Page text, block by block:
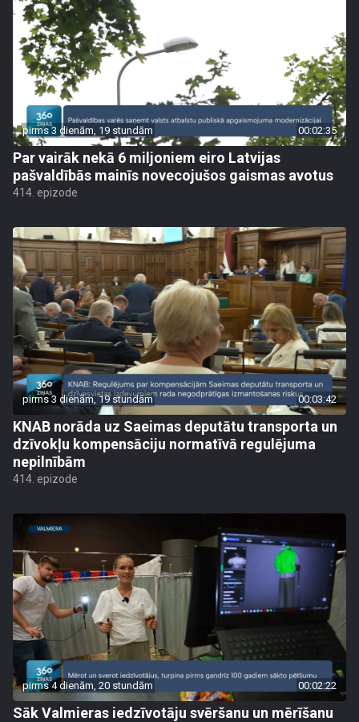
pirms 3 dienām, 19 stundām 00:02:35
Par vairāk nekā 6 miljoniem eiro Latvijas
pašvaldībās mainīs novecojušos gaismas avotus
414. epizode
pirms 3 dienām, 19 stundām 00:03:42
KNAB norāda uz Saeimas deputātu transporta un
dzīvokļu kompensāciju normatīvā regulējuma
nepilnībām
414. epizode
pirms 4 dienām, 20 stundām 00:02:22
Sāk Valmieras iedzīvotāju svēršanu un mērīšanu